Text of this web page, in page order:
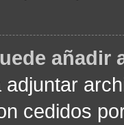
añadir
cedidos